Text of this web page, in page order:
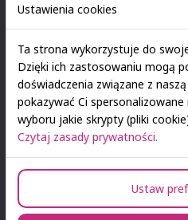
Kogo szukamy?
Osób:
zmotywowanych, które
otwartych i
studentami stanowi wyzwanie
gotowych do prowadzenia
chcących angażować się w
Ustawienia cookies
Ta strona wykorzystuje do
Dzięki ich zastosowaniu mogą
doświadczenia związane z
pokazywać Ci
wyboru jakie skrypty (pliki
Czytaj zasady prywatności.
Ustaw